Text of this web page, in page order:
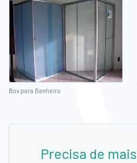
Box para Banheiro
Precisa de